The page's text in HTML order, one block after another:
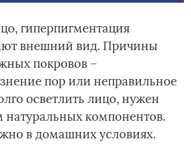
гиперпигментация
внешний вид. Причины
покровов –
пор или неправильное
осветлить лицо, нужен
компонентов.
в домашних условиях.